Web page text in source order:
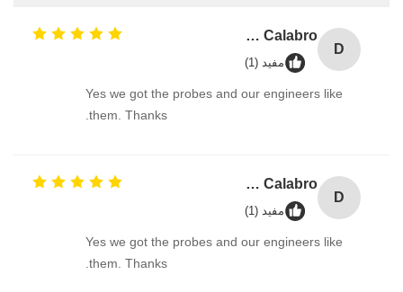
D
David Calabro
مفید (1)
Yes we got the probes and our engineers like
them. Thanks.
D
David Calabro
مفید (1)
Yes we got the probes and our engineers like
them. Thanks.